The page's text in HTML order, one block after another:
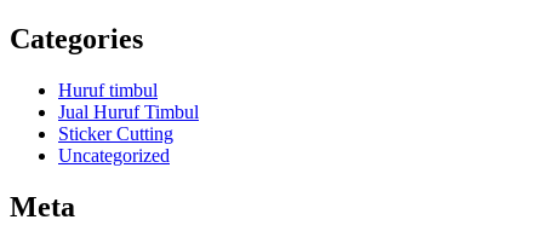
Categories
Huruf timbul
Jual Huruf Timbul
Sticker Cutting
Uncategorized
Meta